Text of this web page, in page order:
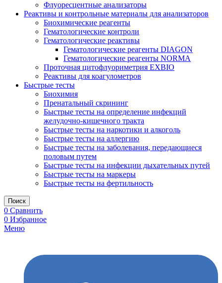
Флуоресцентные анализаторы
Реактивы и контрольные материалы для анализаторов
Биохимические реагенты
Гематологические контроли
Гематологические реактивы
Гематологические реагенты DIAGON
Гематологические реагенты NORMA
Проточная цитофлуориметрия EXBIO
Реактивы для коагулометров
Быстрые тесты
Биохимия
Пренатальный скрининг
Быстрые тесты на определение инфекций
желудочно-кишечного тракта
Быстрые тесты на наркотики и алкоголь
Быстрые тесты на аллергию
Быстрые тесты на заболевания, передающиеся
половым путем
Быстрые тесты на инфекции дыхательных путей
Быстрые тесты на маркеры
Быстрые тесты на фертильность
Поиск
0 Сравнить
0 Избранное
Меню